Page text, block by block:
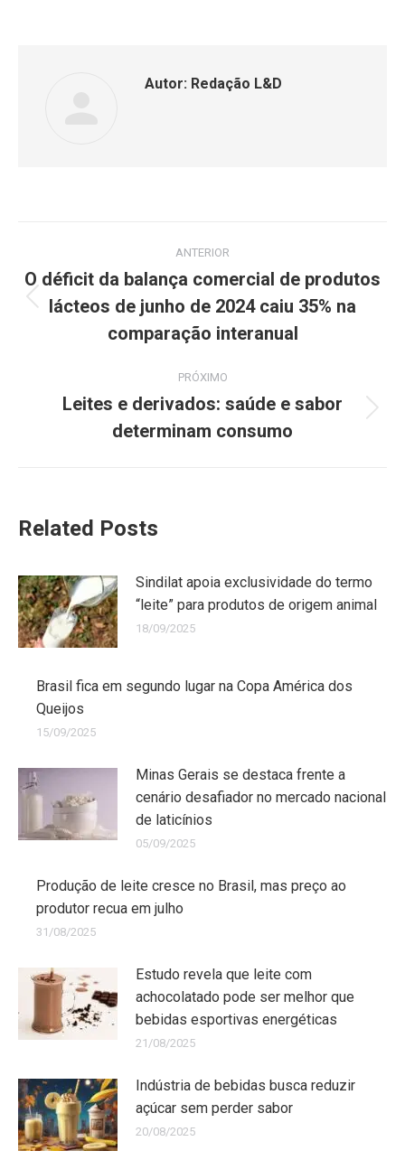
Autor: Redação L&D
ANTERIOR
O déficit da balança comercial de produtos
lácteos de junho de 2024 caiu 35% na
comparação interanual
PRÓXIMO
Leites e derivados: saúde e sabor
determinam consumo
Related Posts
Sindilat apoia exclusividade do termo
“leite” para produtos de origem animal
18/09/2025
Brasil fica em segundo lugar na Copa América dos
Queijos
15/09/2025
Minas Gerais se destaca frente a
cenário desafiador no mercado nacional
de laticínios
05/09/2025
Produção de leite cresce no Brasil, mas preço ao
produtor recua em julho
31/08/2025
Estudo revela que leite com
achocolatado pode ser melhor que
bebidas esportivas energéticas
21/08/2025
Indústria de bebidas busca reduzir
açúcar sem perder sabor
20/08/2025